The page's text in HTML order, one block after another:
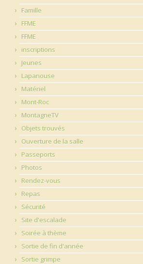
Famille
FFME
FFME
inscriptions
Jeunes
Lapanouse
Matériel
Mont-Roc
MontagneTV
Objets trouvés
Ouverture de la salle
Passeports
Photos
Rendez-vous
Repas
Sécurité
Site d'escalade
Soirée à thème
Sortie de fin d'année
Sortie grimpe